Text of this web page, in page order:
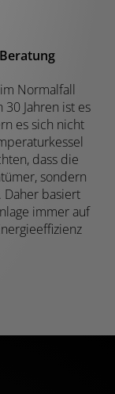
Normalfall
Jahren ist es
es sich nicht
dass die
sondern
Daher basiert
immer auf